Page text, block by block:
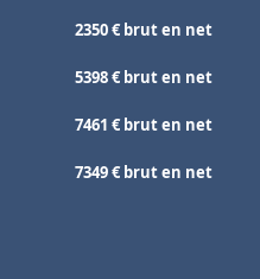
2350 € brut en net
5398 € brut en net
7461 € brut en net
7349 € brut en net